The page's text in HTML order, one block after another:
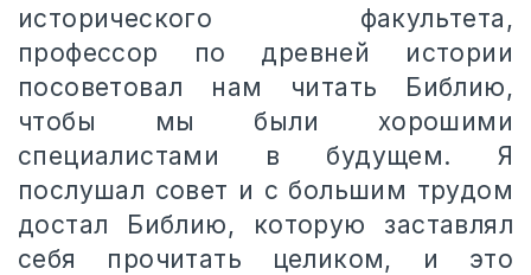
исторического факультета,
профессор по древней истории
посоветовал нам читать Библию,
чтобы мы были хорошими
специалистами в будущем. Я
послушал совет и с большим трудом
достал Библию, которую заставлял
себя прочитать целиком, и это